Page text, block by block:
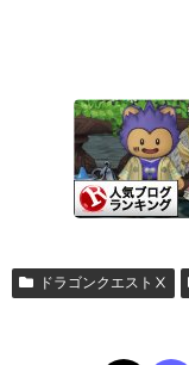
ドラゴンクエストⅩ